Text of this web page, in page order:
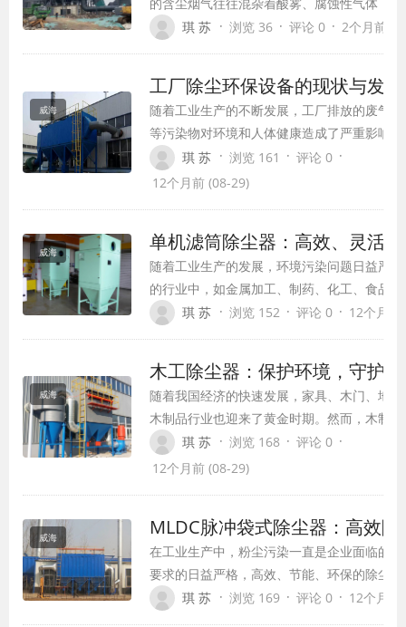
后，短短两三年就会出现箱体腐蚀穿孔、滤
琪 苏 · 浏览 36 · 评论 0 · 2个月前
威海
工厂除尘环保设备的现状与发
随着工业生产的不断发展，工厂排放的废气
等污染物对环境和人体健康造成了严重影响
解决这一问题，工厂除尘环保设备应运而生
实际应用中发挥着重要作用。
琪 苏 · 浏览 161 · 评论 0 ·
12个月前 (08-29)
威海 单机滤筒除尘器：高效、灵活
随着工业生产的发展，环境污染问题日益严
的行业中，如金属加工、制药、化工、食品
造成污染，还可能对工作人员的健康造成威
琪 苏 · 浏览 152 · 评论 0 · 12个月前
威海
木工除尘器：保护环境，守护
随着我国经济的快速发展，家具、木门、地
木制品行业也迎来了黄金时期。然而，木制
产过程中产生的粉尘，如木屑、微尘等，对
和人体健康造成了严重威胁。为了解决这一问
琪 苏 · 浏览 168 · 评论 0 ·
12个月前 (08-29)
威海 MLDC脉冲袋式除尘器：高效
在工业生产中，粉尘污染一直是企业面临的
要求的日益严格，高效、节能、环保的除尘
的迫切需求。MLDC脉冲袋式除尘器，作为新
琪 苏 · 浏览 169 · 评论 0 · 12个月前